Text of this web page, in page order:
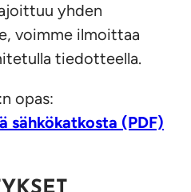
yhden
voimme ilmoittaa
tiedotteella.
opas:
sähkökatkosta (PDF)